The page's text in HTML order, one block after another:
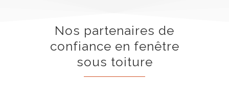
Nos partenaires de
confiance en fenêtre
sous toiture